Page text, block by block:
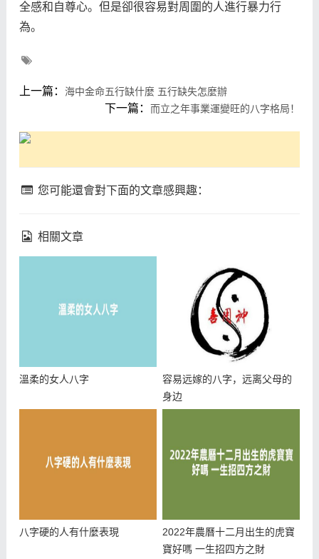
全感和自尊心。但是卻很容易對周圍的人進行暴力行
為。
上一篇： 海中金命五行缺什麼 五行缺失怎麼辦
下一篇：而立之年事業運變旺的八字格局！
您可能還會對下面的文章感興趣：
相關文章
溫柔的女人八字
容易远嫁的八字，远离父母的
身边
八字硬的人有什麼表現
2022年農曆十二月出生的虎寶
寶好嗎 一生招四方之財